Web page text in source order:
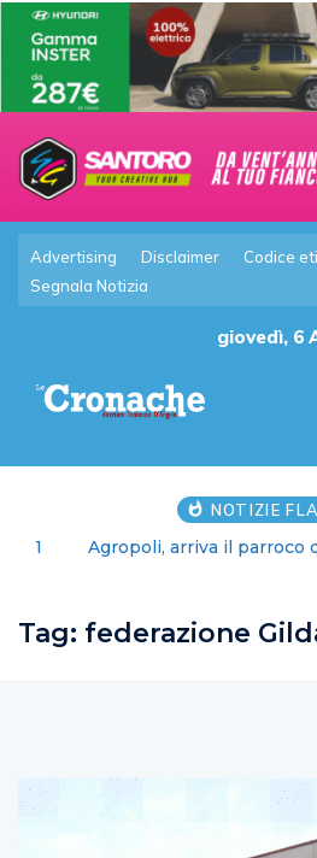
Advertising Disclaimer Codice
Segnala Notizia
giovedì, 6
NOTIZIE
Agropoli, arriva il parroco